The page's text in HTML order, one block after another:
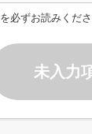
を必ずお読みくだ
未入力